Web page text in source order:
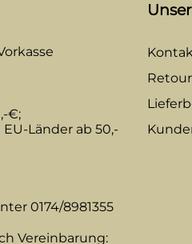
€;
Länder ab 50,-
0174/8981355
Vereinbarung: